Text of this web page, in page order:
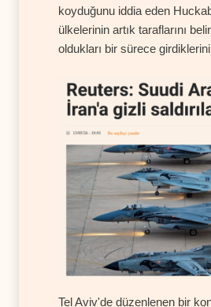
koyduğunu iddia eden
ülkelerinin artık taraflarını
oldukları bir sürece
Tel Aviv'de düzenlenen bir